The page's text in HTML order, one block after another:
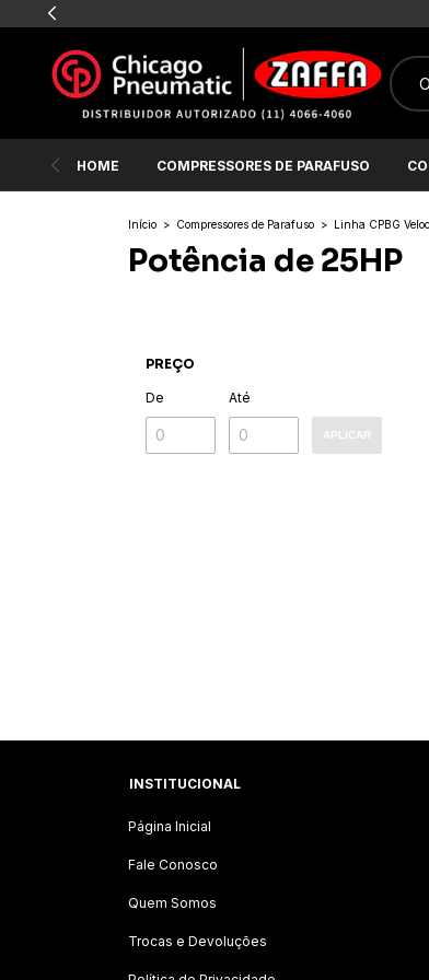
HOME COMPRESSORES DE PARAFUSO
Início > Compressores de Parafuso > Linha CPBG
Potência de 25HP
PREÇO
De Até
APLICAR
INSTITUCIONAL
Página Inicial
Fale Conosco
Quem Somos
Trocas e Devoluções